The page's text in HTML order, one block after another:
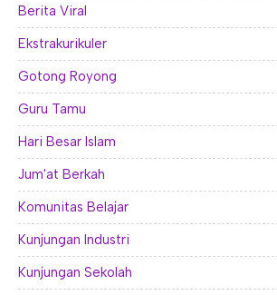
Berita Viral
Ekstrakurikuler
Gotong Royong
Guru Tamu
Hari Besar Islam
Jum'at Berkah
Komunitas Belajar
Kunjungan Industri
Kunjungan Sekolah